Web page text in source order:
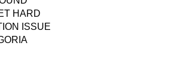
HARD
ISSUE